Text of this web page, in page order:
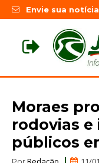
Envie sua notícia
Moraes
rodovias e
públicos
Por